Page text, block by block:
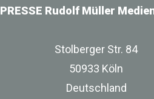
PRESSE Rudolf Müller
Stolberger Str. 84
50933 Köln
Deutschland